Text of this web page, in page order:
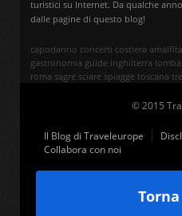
turistici su Internet. Da qualche
dalle pagine di questo blog!
capodanno concerti costiera
gastronomia guide inghilterra
roma sagre sciare spiagge toscana
© 2015
Il Blog di Traveleurope
Collabora con noi
Torna